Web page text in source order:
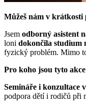
Můžeš nám v
Jsem odborný asistent
loni dokončila studium
fyzický problém. Mimo
Pro koho jsou tyto
Semináře i konzultace
podpora dětí i rodičů při